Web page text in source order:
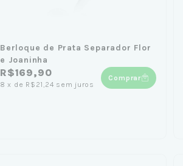
Berloque de Prata Separador Flor
e Joaninha
R$169,90
8 x de R$21,24 sem juros
Comprar